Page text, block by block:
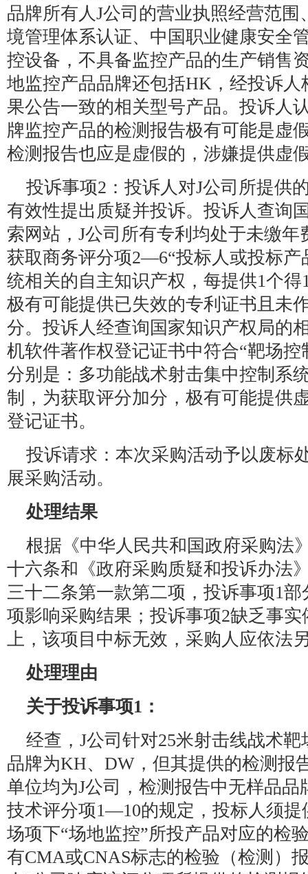
品牌所有人J公司的营业执照经营范
境管理体系认证、中国职业健康安全
控设备，不具备监控产品的生产销售
地监控产品品牌还包括HK，经投诉
果公告一致的相关型号产品。投诉人
牌监控产品的检测报告极有可能是虚
检测报告也应是虚假的，涉嫌提供虚
投诉事项2：投诉人对J公司所提供
有效性提出质疑并投诉。投诉人查询
索网站，J公司所有专利均处于未缴
获取商务评分项2—6“投标人或投标产
统相关的自主知识产权，每提供1个得
极有可能提供已失效的专利证书且未
分。投诉人经查询国家知识产权局的
机软件著作权登记证书中符合“靶场
分别是：多功能战术射击集中控制系
制，为获取评分加分，极有可能提供
登记证书。
投诉请求：本次采购活动予以废标
展采购活动。
处理结果
根据《中华人民共和国政府采购法
十六条和《政府采购质疑和投诉办法
三十二条第一款第二项，投诉事项1
项影响采购结果；投诉事项2缺乏事
上，该项目中标无效，采购人应依法
处理理由
关于投诉事项1：
经查，J公司针对25米射击线战术
品牌为KH、DW，但其提供的检测报
单位均为J公司，检测报告中无样品
技术评分项1—10的规定，投标人须提
场项下“场地监控”所投产品对应的检
有CMA或CNAS标志的检验（检测）